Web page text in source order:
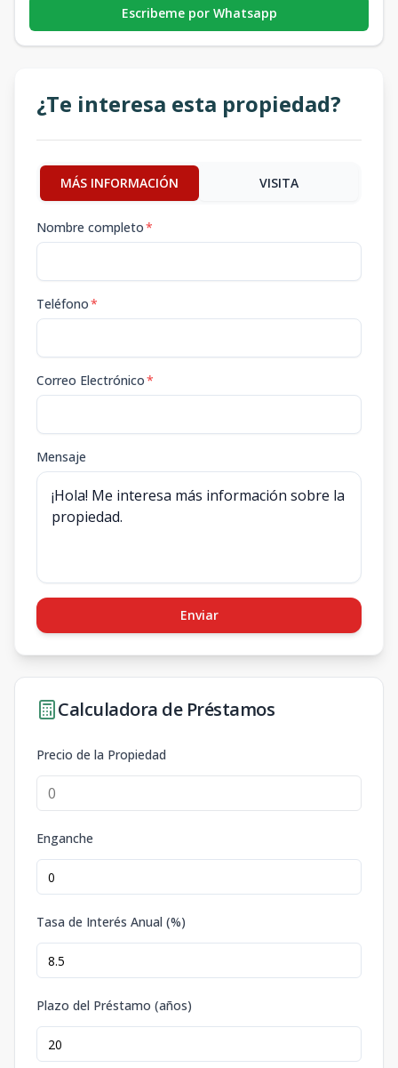
Escribeme por Whatsapp
¿Te interesa esta propiedad?
MÁS INFORMACIÓN VISITA
Nombre completo*
Teléfono*
Correo Electrónico*
Mensaje
Enviar
Calculadora de Préstamos
Precio de la Propiedad
Enganche
Tasa de Interés Anual (%)
Plazo del Préstamo (años)